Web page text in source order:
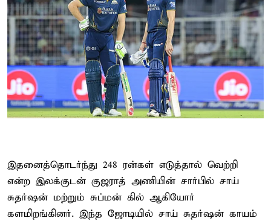
இதனைத்தொடர்ந்து 248 ரன்கள் எடுத்தால் வெற்றி
என்ற இலக்குடன் குஜராத் அணியின் சார்பில் சாய்
சுதர்ஷன் மற்றும் சுப்மன் கில் ஆகியோர்
களமிறங்கினர். இந்த ஜோடியில் சாய் சுதர்ஷன் காயம்